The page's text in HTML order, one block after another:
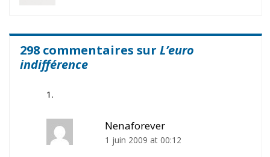
298 commentaires sur L’euro
indifférence
Nenaforever
1 juin 2009 at 00:12